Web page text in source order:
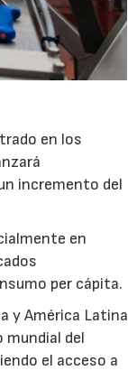
en los
incremento del
en
per cápita.
y América Latina
del
el acceso a